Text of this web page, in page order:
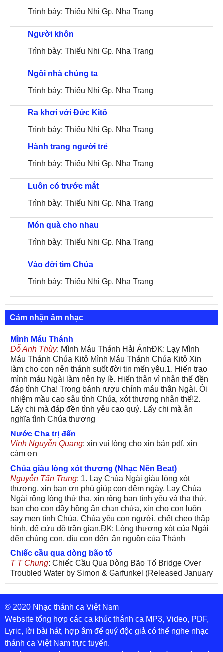
Trình bày: Thiếu Nhi Gp. Nha Trang
Người khôn
Trình bày: Thiếu Nhi Gp. Nha Trang
Ngôi nhà chúng ta
Trình bày: Thiếu Nhi Gp. Nha Trang
Ra khơi với Đức Kitô
Trình bày: Thiếu Nhi Gp. Nha Trang
Hành trang người trẻ
Trình bày: Thiếu Nhi Gp. Nha Trang
Luôn có trước mắt
Trình bày: Thiếu Nhi Gp. Nha Trang
Món quà cho nhau
Trình bày: Thiếu Nhi Gp. Nha Trang
Vào đời tìm Chúa
Trình bày: Thiếu Nhi Gp. Nha Trang
Cảm nhận âm nhạc
Mình Máu Thánh
Dỗ Anh Thùy: Mình Máu Thánh Hải ÁnhĐK: Lạy Mình
Máu Thánh Chúa Kitô Mình Máu Thánh Chúa Kitô Xin
làm cho con nên thánh suốt đời tin mến yêu.1. Hiến trao
mình máu Ngài làm nên hy lề. Hiến thân vì nhân thế đền
đáp tình Cha! Trong bánh rượu chính máu thân Ngài. Ôi
nhiệm mầu cao sâu tình Chúa, xót thương nhân thế!2.
Lấy chi mà đáp đền tình yêu cao quý. Lấy chi mà ân
nghĩa tình Chúa thương
Nước Cha trị đến
Vinh Nguyễn Quang: xin vui lòng cho xin bản pdf. xin
cảm ơn
Chúa giàu lòng xót thương (Nhạc Nền Beat)
Nguyễn Tấn Trung: 1. Lạy Chúa Ngài giàu lòng xót
thương, xin ban ơn phù giúp con đêm ngày. Lạy Chúa
Ngài rộng lòng thứ tha, xin rộng ban tình yêu và tha thứ,
ban cho con đầy hồng ân chan chứa, xin cho con luôn
say men tình Chúa. Chúa yêu con người, chết cheo thập
hình, để cứu độ trần gian.ĐK: Lòng thương xót của Ngài
đến chúng con, dìu con đến tận nguồn của Thánh
Chiếc cầu qua dòng bão tố
T T Chung: Chiếc Cầu Qua Dòng Bão Tố Bridge Over
Troubled Water by Simon & Garfunkel (Released January
26, 1970) Lời Việt: Nhạc Sĩ Vũ Đức Nghiêm Trình Bày:
Chung Tử Lưu
De Colores! (Lời Việt)
Son Vu: Bài hát có lời chưa.Cám ơn
Bài ca dâng Mẹ
thuc : xin lòi bài hat ,bai ca dang me.gia ân
© 2020 Nhạc thánh ca Việt Nam
Website tổng hợp các ca khúc thánh ca MP3, Video, PDF,
Lyric, lời bài hát, hợp âm để quý độc giả có thể nghe nhạc
thánh ca Việt Nam trực tuyến.